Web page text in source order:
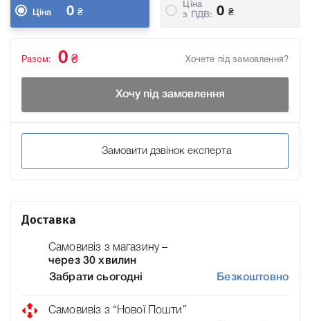
Ціна 0 ₴
Ціна
з ПДВ:
0 ₴
Хочете під замовлення?
Разом: 0 ₴
Хочу під замовлення
Замовити дзвінок експерта
Доставка
Самовивіз з магазину –
через 30 хвилин
Забрати сьогодні
Безкоштовно
Самовивіз з “Нової Пошти”